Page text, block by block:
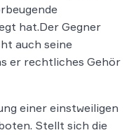
hat.Der Gegner
auch seine
er rechtliches Gehör
einer einstweiligen
Stellt sich die